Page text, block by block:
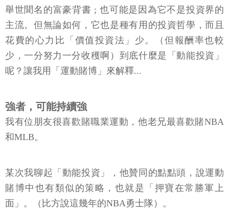
舉世聞名的富豪背書 ; 也可能是因為它不是投資界的
主流。但無論如何，它也是種有用的投資哲學，而且
花費的心力比「價值投資法」少。（但報酬率也較
少，一分努力一分收穫啊）到底什麼是「動能投資」
呢？讓我用「運動賭博」來解釋...
強者，可能持續強
我有位朋友很喜歡賭職業運動，他老兄最喜歡賭NBA
和MLB。
某次我聊起「動能投資」，他贊同的點點頭，說運動
賭博中也有類似的策略，也就是「押寶在常勝軍上
面」。（比方說這幾年的NBA勇士隊）。